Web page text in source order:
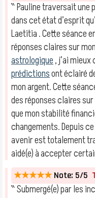
‶ Pauline traversait une
dans cet état d’esprit
Laetitia . Cette séance
réponses claires sur mon
astrologique, j’ai
prédictionsont éclairé
mon argent. Cette
des réponses claires
que mon stabilité
changements. Depuis
avenir est totalement
aidé(e) à accepter
★★★★★ Note: 5/5
‶ Submergé(e) par les